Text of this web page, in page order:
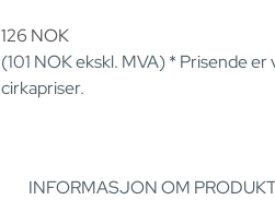
126 NOK
(101 NOKekskl. MVA) * Prisende er
cirkapriser.
INFORMASJON OM